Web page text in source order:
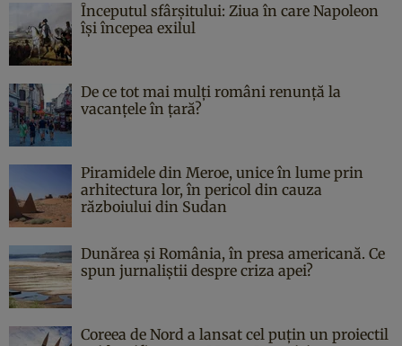
Începutul sfârşitului: Ziua în care Napoleon
îşi începea exilul
De ce tot mai mulți români renunță la
vacanțele în țară?
Piramidele din Meroe, unice în lume prin
arhitectura lor, în pericol din cauza
războiului din Sudan
Dunărea și România, în presa americană. Ce
spun jurnaliștii despre criza apei?
Coreea de Nord a lansat cel puțin un proiectil